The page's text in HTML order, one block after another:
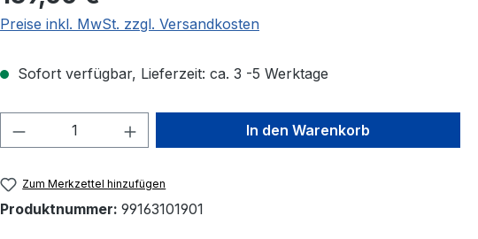
Preise inkl. MwSt. zzgl. Versandkosten
Sofort verfügbar, Lieferzeit: ca. 3 -5 Werktage
Produkt Anzahl: Gib den gewünschten Wert
In den Warenkorb
Zum Merkzettel hinzufügen
Produktnummer: 99163101901